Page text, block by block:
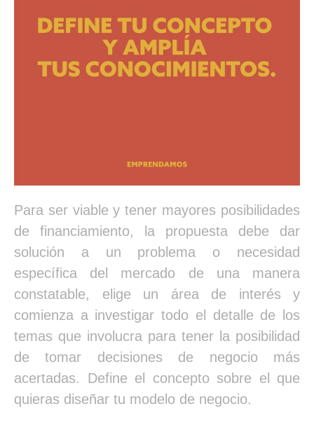
Para ser viable y tener mayores posibilidades
de financiamiento, la propuesta debe dar
solución a un problema o necesidad
específica del mercado de una manera
constatable, elige un área de interés y
comienza a investigar todo el detalle de los
temas que involucra para tener la posibilidad
de tomar decisiones de negocio más
acertadas. Define el concepto sobre el que
quieras diseñar tu modelo de negocio.